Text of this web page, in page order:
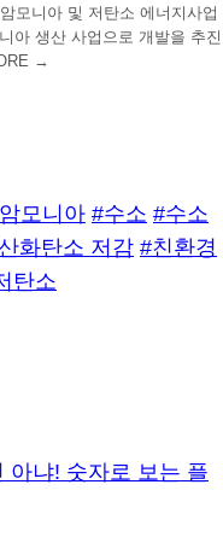
모니아 및 저탄소 에너지사업
아 생산 사업으로 개발을 추진
→
모니아 #수소 #수소
화탄소 저감 #친환경
탄소
아냐! 숫자로 보는 플